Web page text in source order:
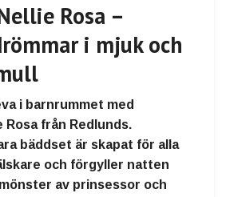
Rosa –
i mjuk och
i barnrummet med
Rosafrån Redlunds.
bäddset är skapat för alla
och förgyller natten
av prinsessor och